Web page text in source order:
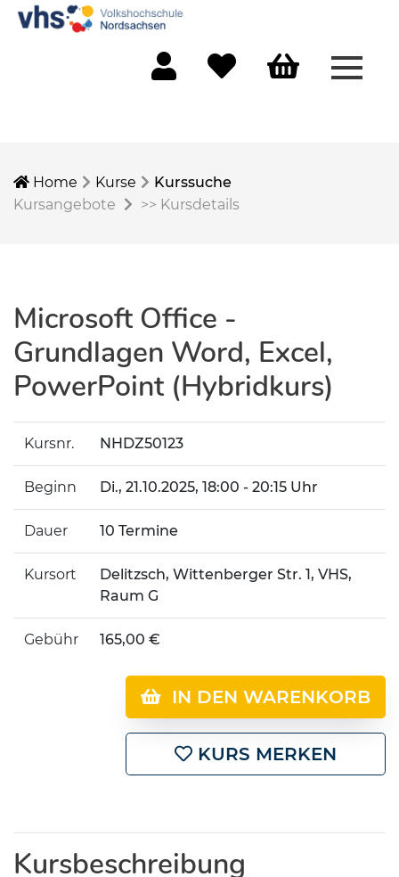
Home Kurse
Kurssuche
Kursangebote
>> Kursdetails
Microsoft Office -
Grundlagen Word, Excel,
PowerPoint (Hybridkurs)
Kursnr. NHDZ50123
Beginn Di., 21.10.2025, 18:00 - 20:15 Uhr
Dauer 10 Termine
Kursort
Delitzsch, Wittenberger Str. 1, VHS,
Raum G
Gebühr 165,00 €
IN DEN WARENKORB
KURS MERKEN
Kursbeschreibung